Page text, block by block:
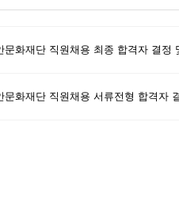
문화재단 직원채용 최종 합격자 결정
문화재단 직원채용 서류전형 합격자